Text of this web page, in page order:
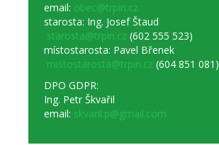
email: obec@trpin.cz
starosta: Ing. Josef Štaud
starosta@trpin.cz (602 555 523)
místostarosta: Pavel Břenek
mistostarosta@trpin.cz (604 851 081)
DPO GDPR:
Ing. Petr Škvařil
email: skvaril.p@gmail.com